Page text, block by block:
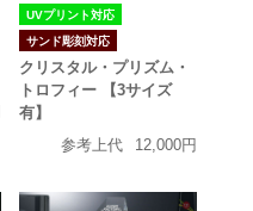
UVプリント対応
サンド彫刻対応
クリスタル・プリズム・
トロフィー 【3サイズ
有】
参考上代
12,000円